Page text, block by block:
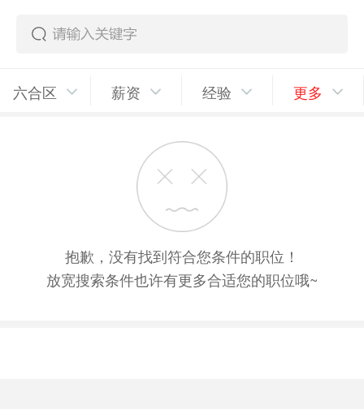
六合区 薪资 经验 更多
抱歉，没有找到符合您条件的职位！
放宽搜索条件也许有更多合适您的职位哦~